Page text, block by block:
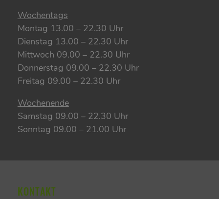
Wochentags
Montag 13.00 – 22.30 Uhr
Dienstag 13.00 – 22.30 Uhr
Mittwoch 09.00 – 22.30 Uhr
Donnerstag 09.00 – 22.30 Uhr
Freitag 09.00 – 22.30 Uhr
Wochenende
Samstag 09.00 – 22.30 Uhr
Sonntag 09.00 – 21.00 Uhr
KONTAKT